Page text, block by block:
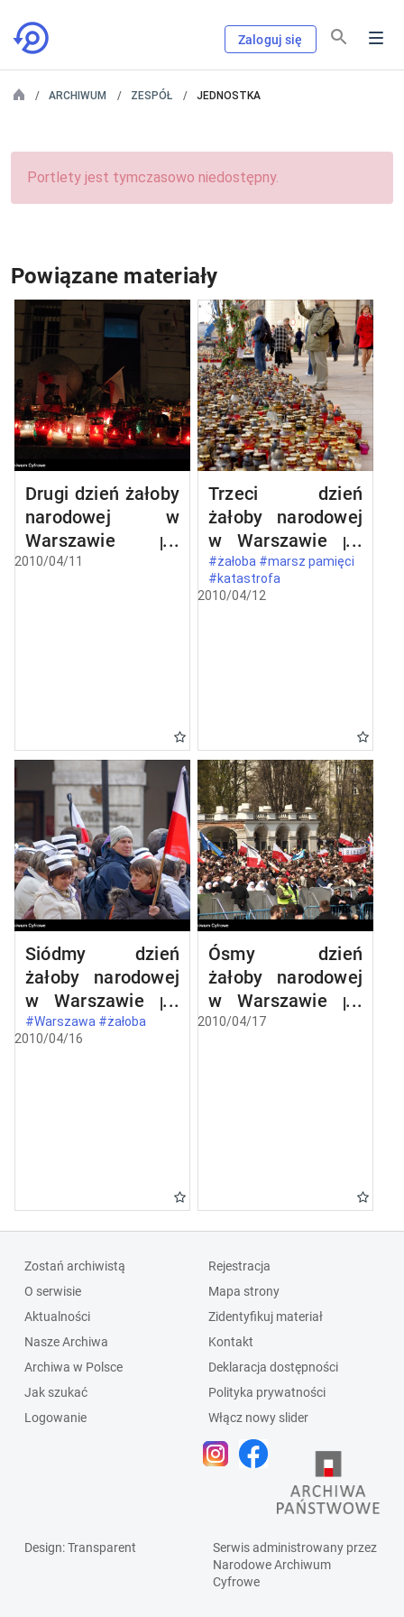
Zaloguj się
ARCHIWUM ZESPÓŁ JEDNOSTKA
Portlety jest tymczasowo niedostępny.
Powiązane materiały
Drugi dzień żałoby
narodowej w
Warszawie po
katastrofie
2010/04/11
Trzeci dzień
żałoby narodowej
w Warszawie po
katastrofie
lotniczej w
#żałoba #marsz pamięci
#katastrofa
2010/04/12
Siódmy dzień
żałoby narodowej
w Warszawie po
katastrofie
lotniczej w
#Warszawa #żałoba
2010/04/16
Ósmy dzień
żałoby narodowej
w Warszawie po
katastrofie
2010/04/17
Zostań archiwistą
O serwisie
Aktualności
Nasze Archiwa
Archiwa w Polsce
Jak szukać
Logowanie
Rejestracja
Mapa strony
Zidentyfikuj materiał
Kontakt
Deklaracja dostępności
Polityka prywatności
Włącz nowy slider
Design: Transparent
Serwis administrowany przez
Narodowe Archiwum
Cyfrowe